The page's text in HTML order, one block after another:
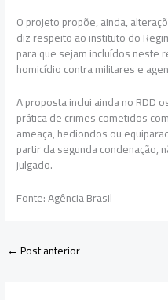
O projeto propõe, ainda,
diz respeito ao instituto do
para que sejam incluídos neste
homicídio contra militares e
A proposta inclui ainda no RDD
prática de crimes cometidos
ameaça, hediondos ou
partir da segunda condenação,
julgado.
Fonte: Agência Brasil
←Post anterior